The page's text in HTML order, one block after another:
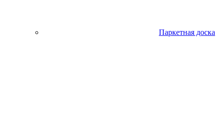
Паркетная доска